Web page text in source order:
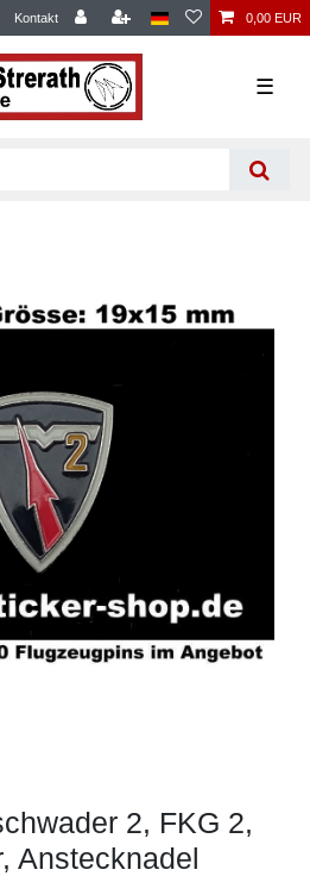
Kontakt 0,00 EUR
☰
2, FKG 2,
Anstecknadel